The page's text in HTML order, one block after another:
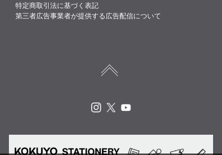
特定商取引法に基づく表記
第三者広告事業者が提供する広告配信について